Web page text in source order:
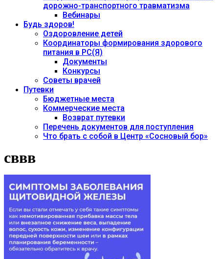
дорожно-транспортного травматизма
Вебинары
Будь здоров!
Оздоровление детей
Координаторы формирования здорового
питания в РС(Я)
Документы
Конкурсы
Советы врачей
Путевки
Бюджетные места
Коммерческие места
Возврат путевки
Перечень документов для поступления
Что брать с собой в Центр «Сосновый бор»
сввв